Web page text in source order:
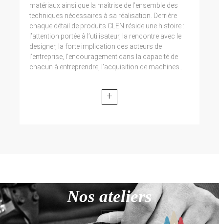
matériaux ainsi que la maîtrise de l’ensemble des
techniques nécessaires à sa réalisation. Derrière
chaque détail de produits CLEN réside une histoire :
l’attention portée à l’utilisateur, la rencontre avec le
designer, la forte implication des acteurs de
l’entreprise, l’encouragement dans la capacité de
chacun à entreprendre, l’acquisition de machines...
+
Nos ateliers
+